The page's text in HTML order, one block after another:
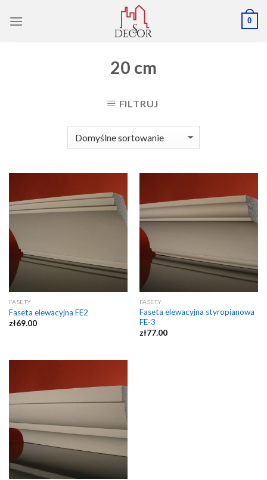
0
20 cm
FILTRUJ
FASETY
Faseta elewacyjna FE2
zł69.00
FASETY
Faseta elewacyjna styropianowa
FE-3
zł77.00